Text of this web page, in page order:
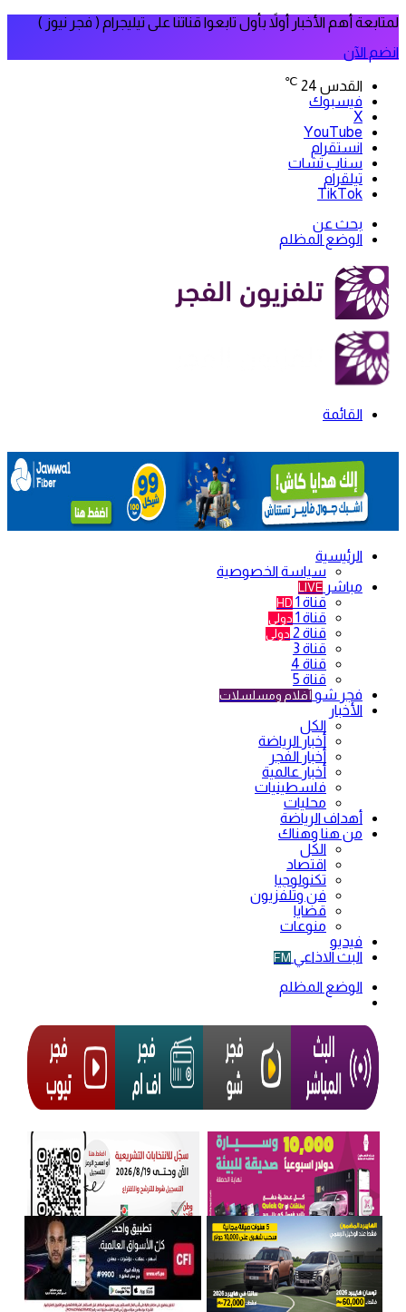
لمتابعة أهم الأخبار أولاً بأول تابعوا قناتنا على تيليجرام ( فجر نيوز )
انضم الآن
القدس 24
℃
فيسبوك
‫X
‫YouTube
انستقرام
سناب تشات
تيلقرام
‫TikTok
بحث عن
الوضع المظلم
القائمة
الرئيسية
سياسة الخصوصية
مباشر LIVE
قناة 1 HD
قناة 1 دولي
قناة 2 دولي
قناة 3
قناة 4
قناة 5
فجر شو أفلام ومسلسلات
الأخبار
الكل
أخبار الرياضة
أخبار الفجر
أخبار عالمية
فلسطينيات
محليات
أهداف الرياضة
من هنا وهناك
الكل
اقتصاد
تكنولوجيا
فن وتلفزيون
قضايا
منوعات
فيديو
البث الاذاعي FM
الوضع المظلم